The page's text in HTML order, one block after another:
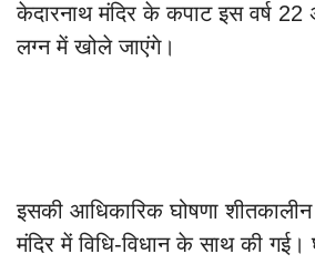
केदारनाथ मंदिर के कपाट इस वर्ष
लग्न में खोले जाएंगे।
इसकी आधिकारिक घोषणा
मंदिर में विधि-विधान के साथ की गई।